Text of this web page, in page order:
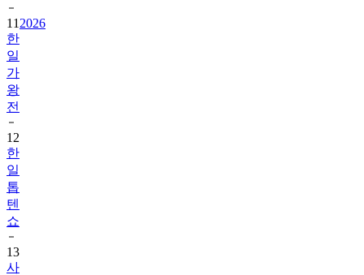
11 2026
한
일
가
왕
전
12
한
일
톱
텐
쇼
13
사